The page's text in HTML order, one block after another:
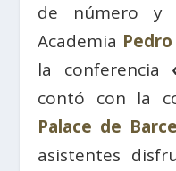
de número y
Academia
la conferencia
contó con la
Palace de
asistentes